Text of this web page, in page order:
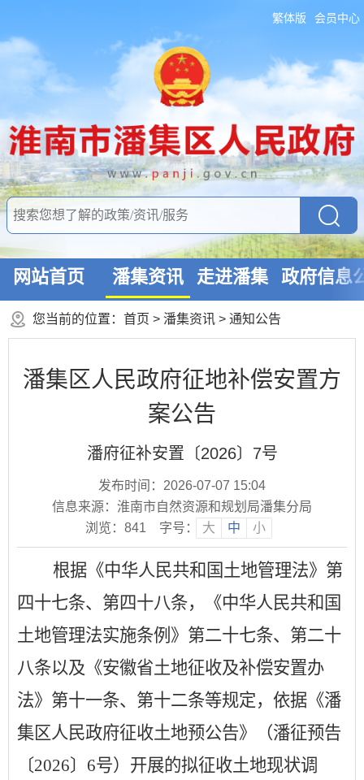
繁体版 会员中心
网站首页 潘集资讯 走进潘集 政府信息
您当前的位置： 首页 > 潘集资讯 > 通知公告
潘集区人民政府征地补偿安置方
案公告
潘府征补安置〔2026〕7号
发布时间：2026-07-07 15:04
信息来源：淮南市自然资源和规划局潘集分局
浏览： 841 字号： 大 中 小
根据《中华人民共和国土地管理法》第
四十七条、第四十八条，《中华人民共和国
土地管理法实施条例》第二十七条、第二十
八条以及《安徽省土地征收及补偿安置办
法》第十一条、第十二条等规定，依据《潘
集区人民政府征收土地预公告》（潘征预告
〔2026〕 6号）开展的拟征收土地现状调